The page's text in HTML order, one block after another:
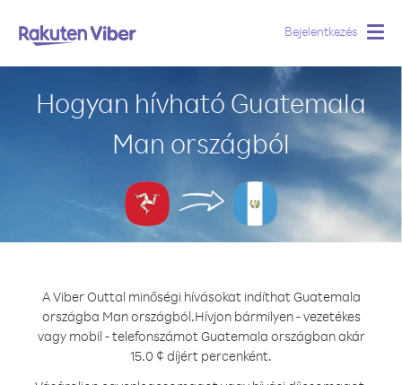
Bejelentkezés
Hogyan hívható Guatemala
Man országból
A Viber Outtal minőségi hívásokat indíthat Guatemala
országba Man országból.Hívjon bármilyen - vezetékes
vagy mobil - telefonszámot Guatemala országban akár
15.0 ¢ díjért percenként.